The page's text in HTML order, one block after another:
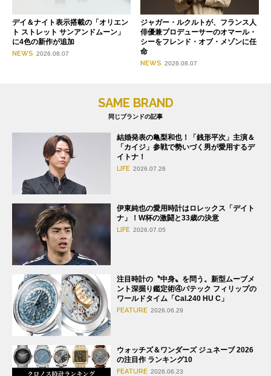
デイ＆ナイト表示搭載の「オリエン
ト ストレット サンアンドムーン」
に4色の新作が追加
NEWS 2026.08.07
ジャガー・ルクルトが、フランス人
俳優兼プロデューサーのオマール・
シーをフレンド・オブ・メゾンに任
命
NEWS 2026.08.07
SAME BRAND
同じブランドの記事
結婚発表の亀梨和也！「銭形平次」主演＆
「カイジ」参戦で勢いづく男が愛用するデ
イトナ！
LIFE 2026.07.26
伊東純也の愛用時計はロレックス「デイト
ナ」！W杯の激闘と33歳の決意
LIFE 2026.07.05
注目時計の〝中身〟を問う。新型ムーブメ
ント深掘り鑑定術④パテック フィリップの
ワールドタイム「Cal.240 HU C」
FEATURE 2026.06.29
ウォッチズ＆ワンダーズ ジュネーブ 2026
の注目作 ランキング10
FEATURE 2026.06.23